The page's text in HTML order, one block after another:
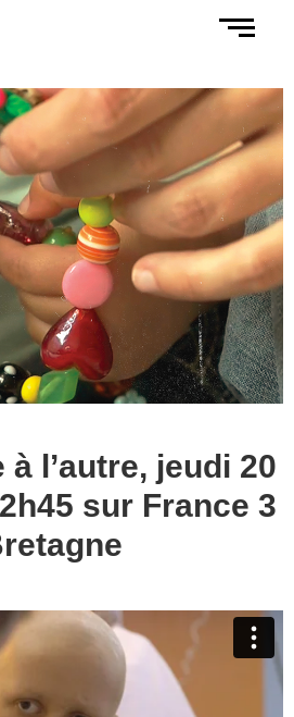
à l’autre, jeudi 20
sur France 3